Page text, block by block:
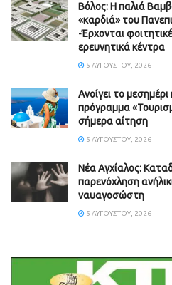
Βόλος: Η παλιά
«καρδιά» του
-Έρχονται
ερευνητικά κέντρα
5 ΑΥΓΟΎΣΤΟΥ, 2026
Ανοίγει το
πρόγραμμα
σήμερα αίτηση
5 ΑΥΓΟΎΣΤΟΥ, 2026
Νέα Αγχίαλος:
παρενόχληση
ναυαγοσώστη
5 ΑΥΓΟΎΣΤΟΥ, 2026